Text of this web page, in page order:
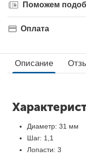
Поможем
Оплата
Описание
Диаметр: 31 мм
Шаг: 1,1
Лопасти: 3